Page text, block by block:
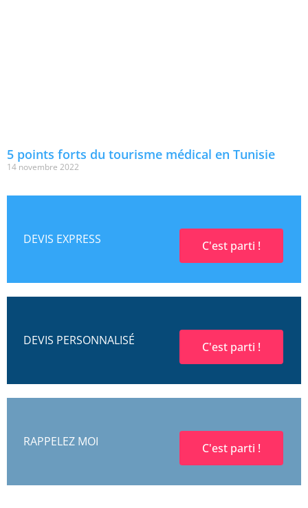
5 points forts du tourisme médical en Tunisie
14 novembre 2022
DEVIS EXPRESS C'est parti !
DEVIS PERSONNALISÉ C'est parti !
RAPPELEZ MOI C'est parti !